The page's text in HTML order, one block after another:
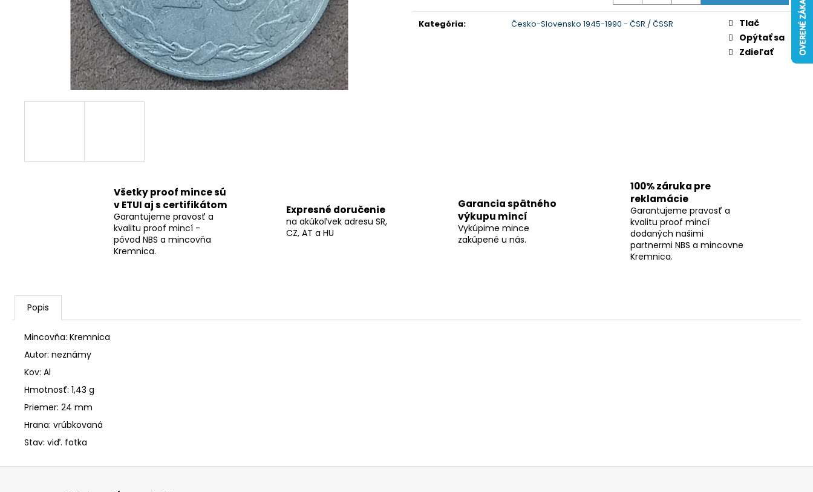
cena:
Kategória: Česko-Slovensko 1945-1990 - ČSR / ČSSR
Tlač
Opýtať sa
Zdieľať
Všetky proof mince sú
v ETUI aj s certifikátom
Garantujeme pravosť a
kvalitu proof mincí -
pôvod NBS a mincovňa
Kremnica.
Expresné doručenie
na akúkoľvek adresu SR,
CZ, AT a HU
Garancia spätného
výkupu mincí
Vykúpime mince
zakúpené u nás.
100% záruka pre
reklamácie
Garantujeme pravosť a
kvalitu proof mincí
dodaných našimi
partnermi NBS a mincovne
Kremnica.
Popis
Mincovňa: Kremnica
Autor: neznámy
Kov: Al
Hmotnosť: 1,43 g
Priemer: 24 mm
Hrana: vrúbkovaná
Stav: viď. fotka
Z